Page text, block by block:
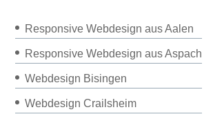
Responsive Webdesign aus Aalen
Responsive Webdesign aus Aspach
Webdesign Bisingen
Webdesign Crailsheim